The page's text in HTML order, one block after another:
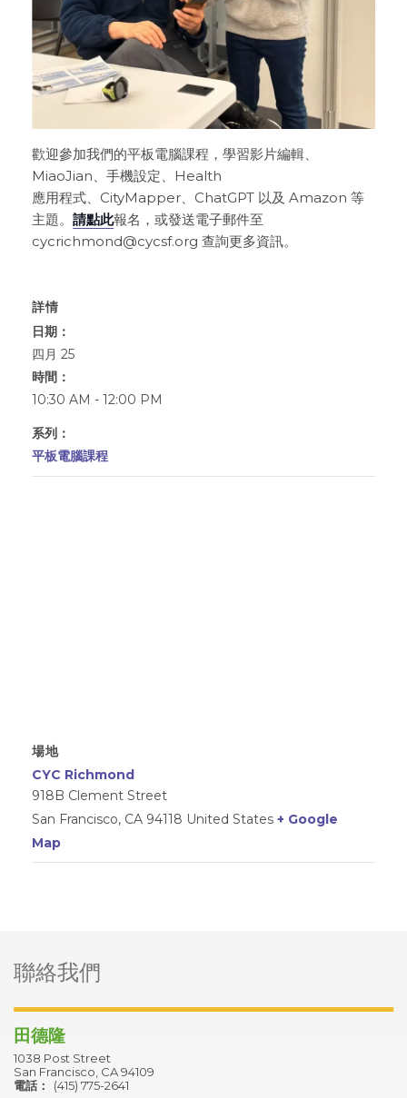
歡迎參加我們的平板電腦課程，學習影片編輯、
MiaoJian、手機設定、Health
應用程式、CityMapper、ChatGPT 以及 Amazon 等
主題。 請點此報名，或發送電子郵件至
cycrichmond@cycsf.org 查詢更多資訊。
詳情
日期：
四月 25
時間：
10:30 AM - 12:00 PM
系列：
平板電腦課程
場地
CYC Richmond
918B Clement Street
San Francisco, CA 94118 United States + Google
Map
聯絡我們
田德隆
1038 Post Street
San Francisco, CA 94109
電話：
(415) 775-2641